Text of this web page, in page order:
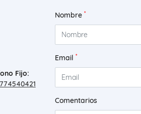
Fijo:
Nombre *
Email *
Comentarios